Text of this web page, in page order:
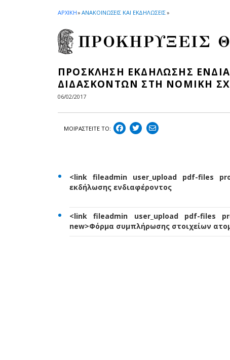
ΑΡΧΙΚΗ» ΑΝΑΚΟΙΝΩΣΕΙΣ ΚΑΙ ΕΚΔΗΛΩΣΕΙΣ»
ΠΡΟΚΗΡΥΞΕΙΣ
ΠΡΟΣΚΛΗΣΗ ΕΚΔΗΛΩΣΗΣ
ΔΙΔΑΣΚΟΝΤΩΝ ΣΤΗ ΝΟΜΙΚΗ
06/02/2017
ΜΟΙΡΑΣΤEIΤΕ ΤΟ:
<link fileadmin user_upload pdf-files
εκδήλωσης ενδιαφέροντος
<link fileadmin user_upload pdf-files
new>Φόρμα συμπλήρωσης στοιχείων